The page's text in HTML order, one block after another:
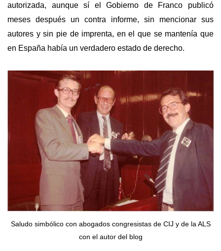
autorizada, aunque sí el Gobierno de Franco publicó
meses después un contra informe, sin mencionar sus
autores y sin pie de imprenta, en el que se mantenía que
en España había un verdadero estado de derecho.
Saludo simbólico con abogados congresistas de CIJ y de la ALS
con el autor del blog